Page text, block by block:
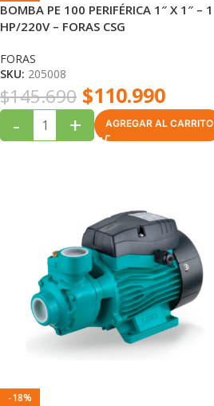
BOMBA PE 100 PERIFÉRICA 1″ X 1″ – 1
HP/220V – FORAS CSG
FORAS
SKU: 205008
$145.690 $110.990
- + AGREGAR AL CARRITO
-18%